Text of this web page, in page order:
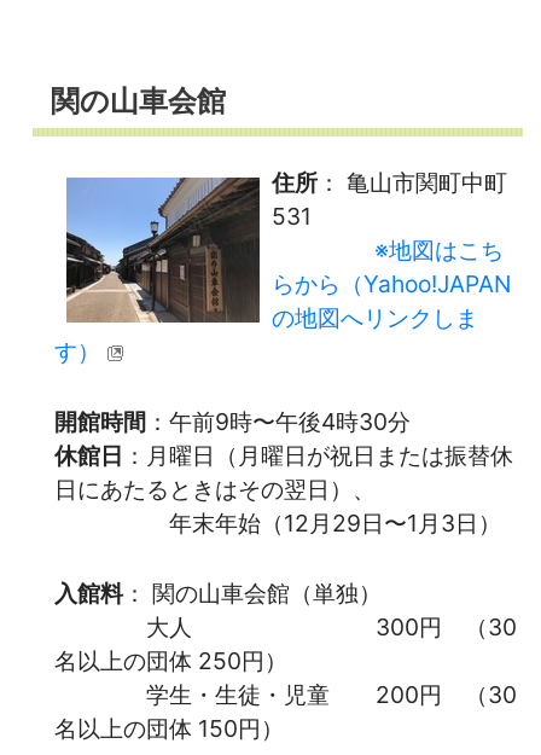
関の山車会館
住所 ： 亀山市関町中町
531
※地図はこち
らから（Yahoo!JAPAN
の地図へリンクしま
す）
開館時間 ：午前9時〜午後4時30分
休館日 ：月曜日（月曜日が祝日または振替休
日にあたるときはその翌日）、
年末年始（12月29日〜1月3日）
入館料： 関の山車会館（単独）
大人 300円 （30
名以上の団体 250円）
学生・生徒・児童 200円 （30
名以上の団体 150円）